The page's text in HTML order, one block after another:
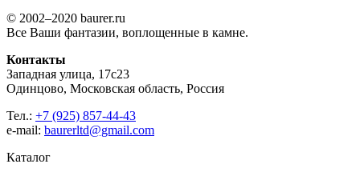
© 2002–2020 baurer.ru
Все Ваши фантазии, воплощенные в камне.
Контакты
Западная улица, 17с23
Одинцово, Московская область, Россия
Тел.: +7 (925) 857-44-43
e-mail: baurerltd@gmail.com
Каталог